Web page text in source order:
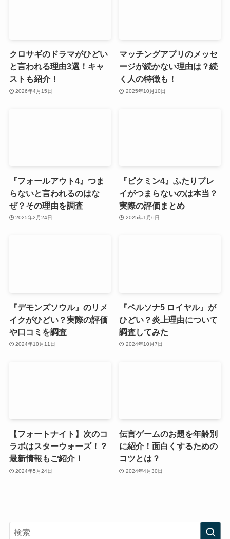
クロサギのドラマがひどい
と言われる理由3選！キャ
ストも紹介！
2026年4月15日
マッチングアプリのメッセ
ージが続かない理由は？続
く人の特徴も！
2025年10月10日
『フォールアウト4』つま
らないと言われるのはな
ぜ？その理由を調査
2025年2月24日
『ピクミン4』ふたりプレ
イがつまらないのは本当？
実際の評価まとめ
2025年1月6日
『デモンズソウル』のリメ
イクがひどい？実際の評価
や口コミを調査
2024年10月11日
『ペルソナ5 ロイヤル』が
ひどい？炎上理由について
調査してみた
2024年10月7日
【フォートナイト】次のコ
ラボはスターウォーズ！？
最新情報もご紹介！
2024年5月24日
伝言ゲームのお題を年齢別
に紹介！面白くするための
コツとは？
2024年4月30日